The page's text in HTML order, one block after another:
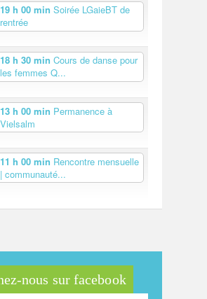
19 h 00 min Soirée LGaieBT de
rentrée
18 h 30 min Cours de danse pour
les femmes Q...
13 h 00 min Permanence à
Vielsalm
11 h 00 min Rencontre mensuelle
| communauté...
nous sur facebook